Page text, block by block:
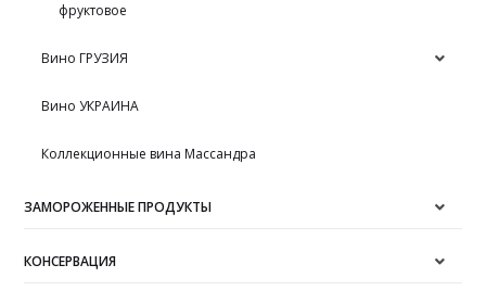
фруктовое
Вино ГРУЗИЯ
Вино УКРАИНА
Коллекционные вина Массандра
ЗАМОРОЖЕННЫЕ ПРОДУКТЫ
КОНСЕРВАЦИЯ